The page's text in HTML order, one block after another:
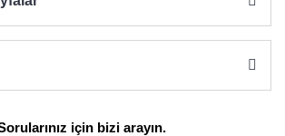
için bizi arayın.